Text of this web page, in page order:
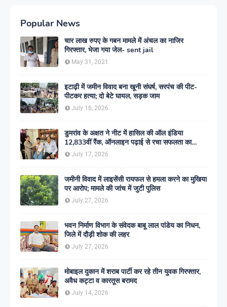
Popular News
चार लाख रुपए के गबन मामले में अंचल का नाजिर
गिरफ्तार, भेजा गया जेल- sent jail
May 31, 2021
इटाढ़ी में जमीन विवाद बना खूनी संघर्ष, सरपंच की पीट-
पीटकर हत्या; दो बेटे घायल, सड़क जाम
July 16, 2026
डुमरांव के अक्षत ने नीट में हासिल की ऑल इंडिया
12,833वीं रैंक, ऑनलाइन पढ़ाई से रचा सफलता का
इतिहास
July 17, 2026
जमीनी विवाद में लाइसेंसी रायफल से हमला करने का मुखिया
पर आरोप; मामले की जांच में जुटी पुलिस
July 27, 2026
भवन निर्माण विभाग के संवेदक बाबू लाल पांडेय का निधन,
जिले में दौड़ी शोक की लहर
July 27, 2026
मोबाइल दुकान में शराब पार्टी कर रहे तीन युवक गिरफ्तार,
अवैध कट्टा व कारतूस बरामद
July 14, 2026